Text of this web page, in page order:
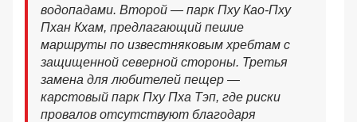
водопадами. Второй — парк Пху Као-Пху
Пхан Кхам, предлагающий пешие
маршруты по известняковым хребтам с
защищенной северной стороны. Третья
замена для любителей пещер —
карстовый парк Пху Пха Тэп, где риски
провалов отсутствуют благодаря